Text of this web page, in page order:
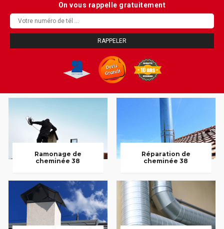
On vous rappelle gratuitement
Ramonage de
cheminée 38
Réparation de
cheminée 38